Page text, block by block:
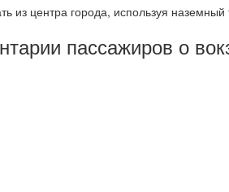
из центра города, используя наземный
пассажиров о